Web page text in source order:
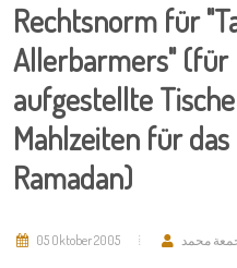
Rechtsnorm für
Allerbarmers"
aufgestellte
Mahlzeiten für
Ramadan)
05 Oktober 2005 جمعة محمد